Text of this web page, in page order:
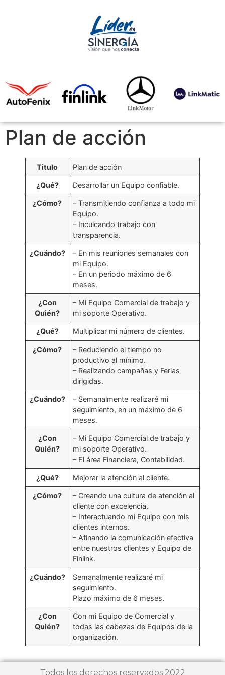
Plan de acción
Titulo Plan de acción
¿Qué? Desarrollar un Equipo confiable.
¿Cómo?
– Transmitiendo confianza a todo mi
Equipo.
– Inculcando trabajo con
transparencia.
¿Cuándo?
– En mis reuniones semanales con
mi Equipo.
– En un periodo máximo de 6
meses.
¿Con
Quién?
– Mi Equipo Comercial de trabajo y
mi soporte Operativo.
¿Qué? Multiplicar mi número de clientes.
¿Cómo?
– Reduciendo el tiempo no
productivo al mínimo.
– Realizando campañas y Ferias
dirigidas.
¿Cuándo?
– Semanalmente realizaré mi
seguimiento, en un máximo de 6
meses.
¿Con
Quién?
– Mi Equipo Comercial de trabajo y
mi soporte Operativo.
– El área Financiera, Contabilidad.
¿Qué? Mejorar la atención al cliente.
¿Cómo?
– Creando una cultura de atención al
cliente con excelencia.
– Interactuando mi Equipo con mis
clientes internos.
– Afinando la comunicación efectiva
entre nuestros clientes y Equipo de
Finlink.
¿Cuándo?
Semanalmente realizaré mi
seguimiento.
Plazo máximo de 6 meses.
¿Con
Quién?
Con mi Equipo de Comercial y
todas las cabezas de Equipos de la
organización.
Todos los derechos reservados 2022